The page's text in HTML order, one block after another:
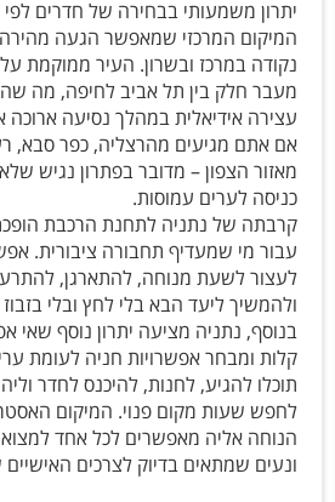
יתרון משמעותי בבחירה של חדרים
המיקום המרכזי שמאפשר הגעה
נקודה במרכז ובשרון. העיר ממוקמת
מעבר חלק בין תל אביב לחיפה, מה
עצירה אידיאלית במהלך נסיעה ארוכה
אם אתם מגיעים מהרצליה, כפר סבא,
מאזור הצפון – מדובר בפתרון נגיש
כניסה לערים עמוסות.
קרבתה של נתניה לתחנת הרכבת
עבור מי שמעדיף תחבורה ציבורית.
לעצור לשעת מנוחה, להתארגן,
ולהמשיך ליעד הבא בלי לחץ ובלי בזבוז
בנוסף, נתניה מציעה יתרון נוסף
קלות ומבחר אפשרויות חניה לעומת
תוכלו להגיע, לחנות, להיכנס לחדר
לחפש שעות מקום פנוי. המיקום
הנוחה אליה מאפשרים לכל אחד
ונעים שמתאים בדיוק לצרכים האישיים